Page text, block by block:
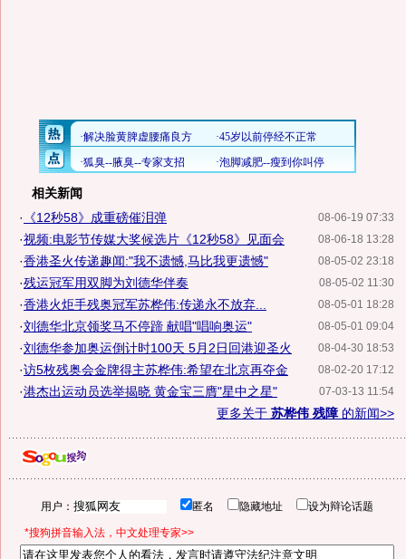
相关新闻
08-06-19 07:33
· 《12秒58》成重磅催泪弹
08-06-18 13:28
·视频:电影节传媒大奖候选片《12秒58》见面会
08-05-02 23:18
·香港圣火传递趣闻:"我不遗憾,马比我更遗憾"
08-05-02 11:30
·残运冠军用双脚为刘德华伴奏
08-05-01 18:28
·香港火炬手残奥冠军苏桦伟:传递永不放弃...
08-05-01 09:04
·刘德华北京领奖马不停蹄 献唱"唱响奥运"
08-04-30 18:53
·刘德华参加奥运倒计时100天 5月2日回港迎圣火
08-02-20 17:12
·访5枚残奥会金牌得主苏桦伟:希望在北京再夺金
07-03-13 11:54
·港杰出运动员选举揭晓 黄金宝三膺"星中之星"
更多关于 苏桦伟 残障的新闻>>
用户： 匿名 隐藏地址 设为辩论话题
*搜狗拼音输入法，中文处理专家>>